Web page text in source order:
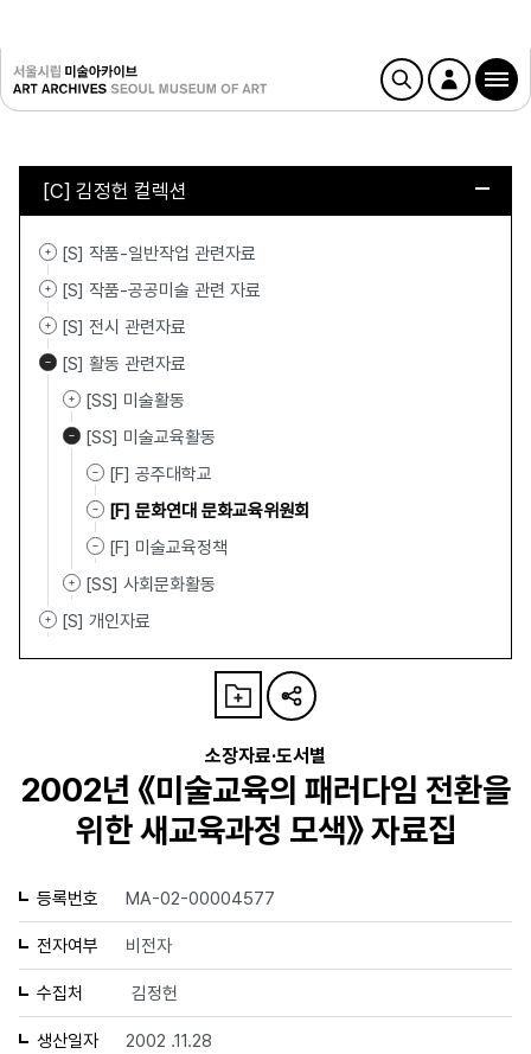
[C] 김정헌 컬렉션
[S] 작품-일반작업 관련자료
[S] 작품-공공미술 관련 자료
[S] 전시 관련자료
[S] 활동 관련자료
[SS] 미술활동
[SS] 미술교육활동
[F] 공주대학교
[F] 문화연대 문화교육위원회
[F] 미술교육정책
[SS] 사회문화활동
[S] 개인자료
소장자료·도서별
2002년 《미술교육의 패러다임 전환을
위한 새교육과정 모색》 자료집
등록번호 MA-02-00004577
전자여부 비전자
수집처 김정헌
생산일자 2002 .11.28